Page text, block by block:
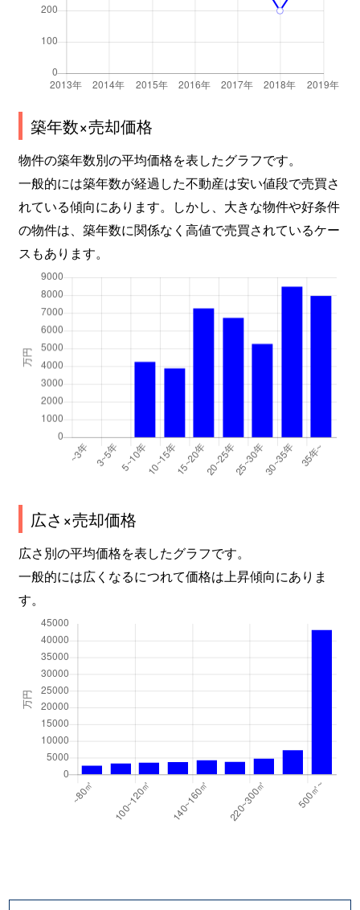
築年数×売却価格
物件の築年数別の平均価格を表したグラフです。
一般的には築年数が経過した不動産は安い値段で売買さ
れている傾向にあります。しかし、大きな物件や好条件
の物件は、築年数に関係なく高値で売買されているケー
スもあります。
広さ×売却価格
広さ別の平均価格を表したグラフです。
一般的には広くなるにつれて価格は上昇傾向にありま
す。